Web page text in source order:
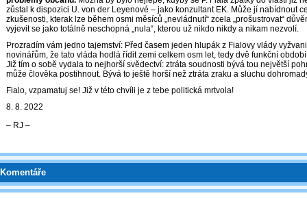
zůstal k dispozici U. von der Leyenové – jako konzultant EK. Může jí nabídnout
zkušenosti, kterak lze během osmi měsíců „nevládnutí“ zcela „prošustrovat“
vyjevit se jako totálně neschopná „nula“, kterou už nikdo nikdy a nikam nezvolí.
Prozradím vám jedno tajemství: Před časem jeden hlupák z Fialovy vlády vyžvanil
novinářům, že tato vláda hodlá řídit zemi celkem osm let, tedy dvě funkční
Již tím o sobě vydala to nejhorší svědectví: ztráta soudnosti bývá tou největší
může člověka postihnout. Bývá to ještě horší než ztráta zraku a sluchu
Fialo, vzpamatuj se! Již v této chvíli je z tebe politická mrtvola!
8. 8. 2022
‒ RJ ‒
Komentáře